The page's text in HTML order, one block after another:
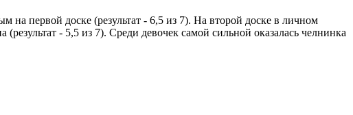
на первой доске (результат - 6,5 из 7). На второй доске в личном
- 5,5 из 7). Среди девочек самой сильной оказалась челнинка